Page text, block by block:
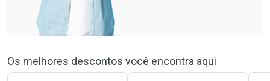
Os melhores descontos você encontra aqui